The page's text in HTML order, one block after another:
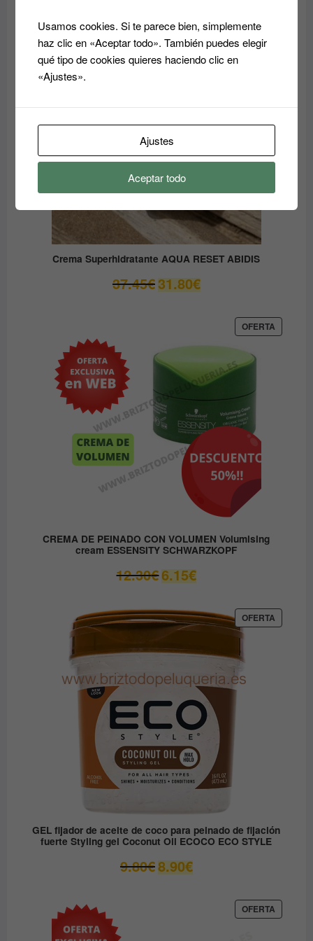
original
era:
59.05€.
actual
es:
41.33€.
OFERTAPRODUCTO
Crema Superhidratante AQUA RESET ABIDIS
37.45€ El
precio
31.80€El
precio
OFERTA
EN
CREMA DE PEINADO CON VOLUMEN Volumising
cream ESSENSITY SCHWARZKOPF
12.30€El
precio
era:
12.30€.
6.15€El
precio
es:
OFERTA
EN
GEL fijador de aceite de coco para peinado de fijación
fuerte Styling gel Coconut Oil ECOCO ECO STYLE
9.80€ El
precio
8.90€El
precio
OFERTA
EN
Usamos cookies. Si te parece bien, simplemente
haz clic en «Aceptar todo». También puedes elegir
qué tipo de cookies quieres haciendo clic en
«Ajustes».
Ajustes
Aceptar todo